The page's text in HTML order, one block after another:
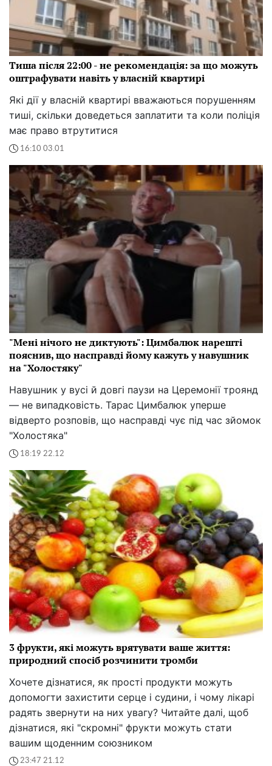
Тиша після 22:00 - не рекомендація: за що можуть
оштрафувати навіть у власній квартирі
Які дії у власній квартирі вважаються порушенням
тиші, скільки доведеться заплатити та коли поліція
має право втрутитися
16:10 03.01
"Мені нічого не диктують": Цимбалюк нарешті
пояснив, що насправді йому кажуть у навушник
на "Холостяку"
Навушник у вусі й довгі паузи на Церемонії троянд
— не випадковість. Тарас Цимбалюк уперше
відверто розповів, що насправді чує під час зйомок
"Холостяка"
18:19 22.12
3 фрукти, які можуть врятувати ваше життя:
природний спосіб розчинити тромби
Хочете дізнатися, як прості продукти можуть
допомогти захистити серце і судини, і чому лікарі
радять звернути на них увагу? Читайте далі, щоб
дізнатися, які "скромні" фрукти можуть стати
вашим щоденним союзником
23:47 21.12